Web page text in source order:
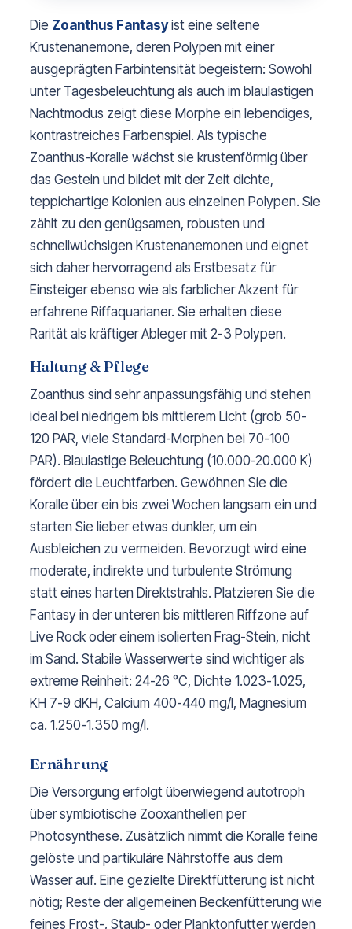
Die Zoanthus Fantasyist eine seltene
Krustenanemone, deren Polypen mit einer
ausgeprägten Farbintensität begeistern: Sowohl
unter Tagesbeleuchtung als auch im blaulastigen
Nachtmodus zeigt diese Morphe ein lebendiges,
kontrastreiches Farbenspiel. Als typische
Zoanthus-Koralle wächst sie krustenförmig über
das Gestein und bildet mit der Zeit dichte,
teppichartige Kolonien aus einzelnen Polypen. Sie
zählt zu den genügsamen, robusten und
schnellwüchsigen Krustenanemonen und eignet
sich daher hervorragend als Erstbesatz für
Einsteiger ebenso wie als farblicher Akzent für
erfahrene Riffaquarianer. Sie erhalten diese
Rarität als kräftiger Ableger mit 2-3 Polypen.
Haltung & Pflege
Zoanthus sind sehr anpassungsfähig und stehen
ideal bei niedrigem bis mittlerem Licht (grob 50-
120 PAR, viele Standard-Morphen bei 70-100
PAR). Blaulastige Beleuchtung (10.000-20.000 K)
fördert die Leuchtfarben. Gewöhnen Sie die
Koralle über ein bis zwei Wochen langsam ein und
starten Sie lieber etwas dunkler, um ein
Ausbleichen zu vermeiden. Bevorzugt wird eine
moderate, indirekte und turbulente Strömung
statt eines harten Direktstrahls. Platzieren Sie die
Fantasy in der unteren bis mittleren Riffzone auf
Live Rock oder einem isolierten Frag-Stein, nicht
im Sand. Stabile Wasserwerte sind wichtiger als
extreme Reinheit: 24-26 °C, Dichte 1.023-1.025,
KH 7-9 dKH, Calcium 400-440 mg/l, Magnesium
ca. 1.250-1.350 mg/l.
Ernährung
Die Versorgung erfolgt überwiegend autotroph
über symbiotische Zooxanthellen per
Photosynthese. Zusätzlich nimmt die Koralle feine
gelöste und partikuläre Nährstoffe aus dem
Wasser auf. Eine gezielte Direktfütterung ist nicht
nötig; Reste der allgemeinen Beckenfütterung wie
feines Frost-, Staub- oder Planktonfutter werden